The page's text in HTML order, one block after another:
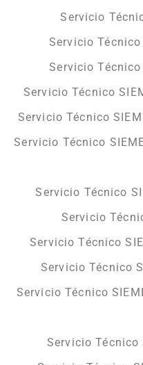
Servicio
Servicio Técnico
Servicio Técnico
Servicio Técnico
Servicio Técnico
Servicio Técnico
Servicio Técnico
Servicio
Servicio Técnico
Servicio Técnico
Servicio Técnico
Servicio Técnico